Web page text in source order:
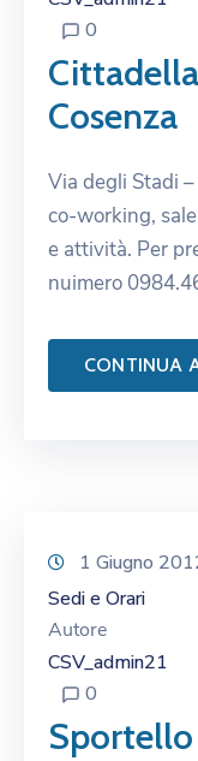
0
Cosenza
Via degli Stadi
co-working,
e attività. Per
nuimero
CONTINUA
1 Giugno
Sedi e Orari
Autore
CSV_admin21
0